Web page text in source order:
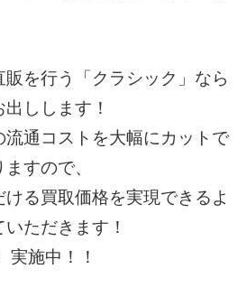
を行う「クラシック」なら
しします！
通コストを大幅にカットで
すので、
る買取価格を実現できるよ
ただきます！
実施中！！